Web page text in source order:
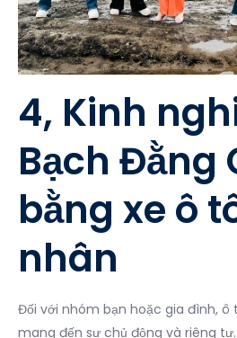
4, Kinh
Bạch Đằng
bằng xe ô
nhân
Đối với nhóm bạn hoặc gia đình, ô
mang đến sự chủ động và riêng